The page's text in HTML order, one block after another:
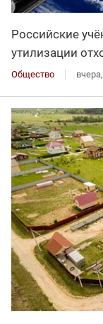
Российские
утилизации
Общество